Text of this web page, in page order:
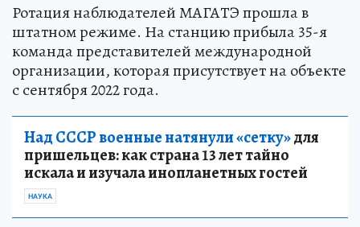
Ротация наблюдателей МАГАТЭ прошла в
штатном режиме. На станцию прибыла 35-я
команда представителей международной
организации, которая присутствует на объекте
с сентября 2022 года.
Над СССР военные натянули «сетку»для
пришельцев: как страна 13 лет тайно
искала и изучала инопланетных гостей
НАУКА